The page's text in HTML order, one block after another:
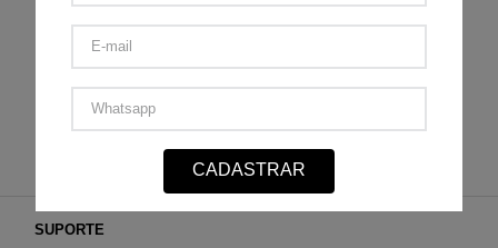
PP
R$ 219,00 R$ 109,50 /4x deR$ 27,37
SUPORTE
CADASTRAR